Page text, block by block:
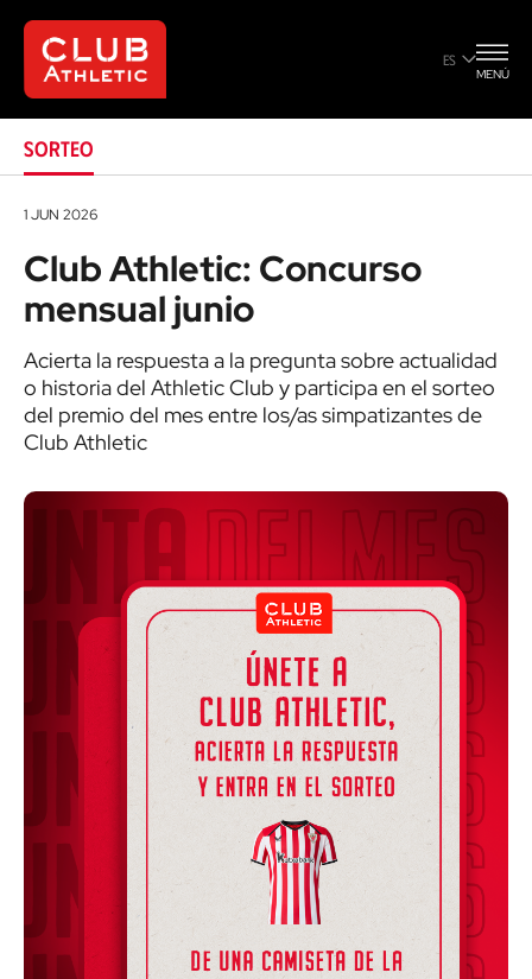
ES
MENÚ
mensual junio
SORTEO
1 JUN 2026
Club Athletic: Concurso
mensual junio
Acierta la respuesta a la pregunta sobre actualidad
o historia del Athletic Club y participa en el sorteo
del premio del mes entre los/as simpatizantes de
Club Athletic